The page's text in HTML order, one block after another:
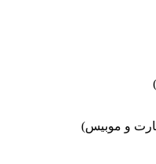
و موبیس)